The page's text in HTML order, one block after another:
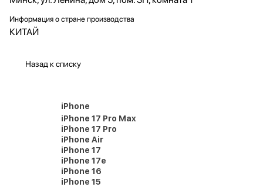
Информация о стране производства
КИТАЙ
Назад к списку
iPhone
iPhone 17 Pro Max
iPhone 17 Pro
iPhone Air
iPhone 17
iPhone 17e
iPhone 16
iPhone 15